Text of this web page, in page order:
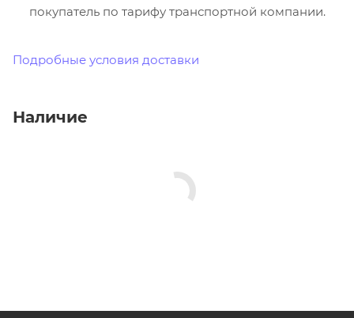
покупатель по тарифу транспортной компании.
Подробные условия доставки
Наличие